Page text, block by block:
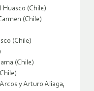
Huasco (Chile)
(Chile)
(Chile)
(Chile)
y Arturo Aliaga,